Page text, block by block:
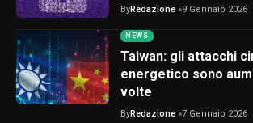
ByRedazione 9 Gennaio 2026
NEWS
Taiwan: gli attacchi
energetico sono
volte
ByRedazione 7 Gennaio 2026